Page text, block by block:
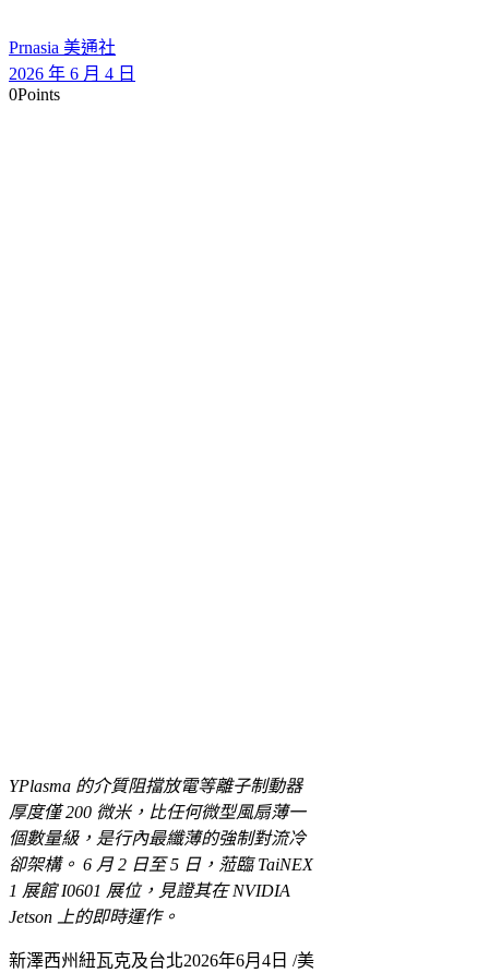
Prnasia 美通社
2026 年 6 月 4 日
0Points
YPlasma 的介質阻擋放電等離子制動器
厚度僅 200 微米，比任何微型風扇薄一
個數量級，是行內最纖薄的強制對流冷
卻架構。 6 月 2 日至 5 日，蒞臨 TaiNEX
1 展館 I0601 展位，見證其在 NVIDIA
Jetson 上的即時運作。
新澤西州紐瓦克及台北2026年6月4日 /美